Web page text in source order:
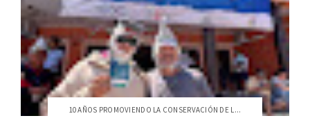
10 AÑOS PROMOVIENDO LA CONSERVACIÓN DE L...